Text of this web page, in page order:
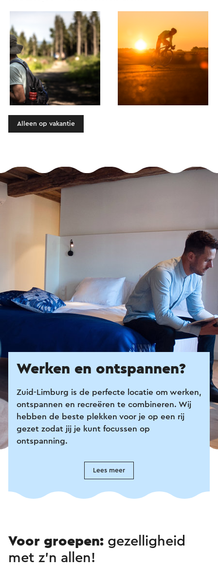
Alleen op vakantie
Werken en ontspannen?
Zuid-Limburg is de perfecte locatie om werken,
ontspannen en recreëren te combineren. Wij
hebben de beste plekken voor je op een rij
gezet zodat jij je kunt focussen op
ontspanning.
Lees meer
Voor groepen: gezelligheid
met z’n allen!